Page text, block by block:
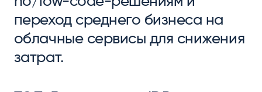
переход среднего бизнеса на
облачные сервисы для снижения
затрат.